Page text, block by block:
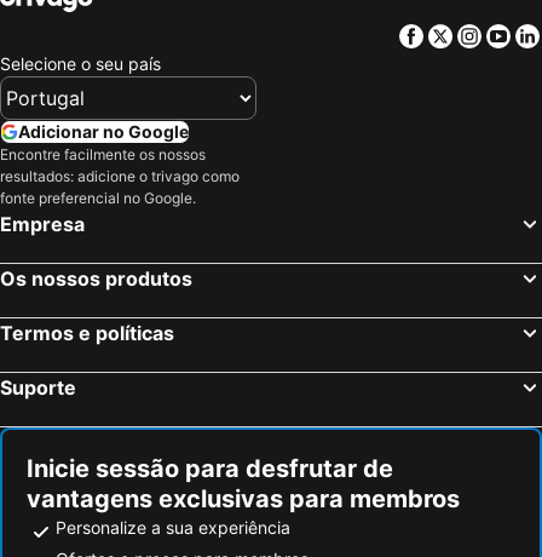
Facebook
Twitter
Selecione o seu país
Adicionar no Google
Encontre facilmente os nossos
resultados: adicione o trivago como
fonte preferencial no Google.
Empresa
Os nossos produtos
Termos e políticas
Suporte
Inicie sessão para desfrutar de
vantagens exclusivas para membros
Personalize a sua experiência